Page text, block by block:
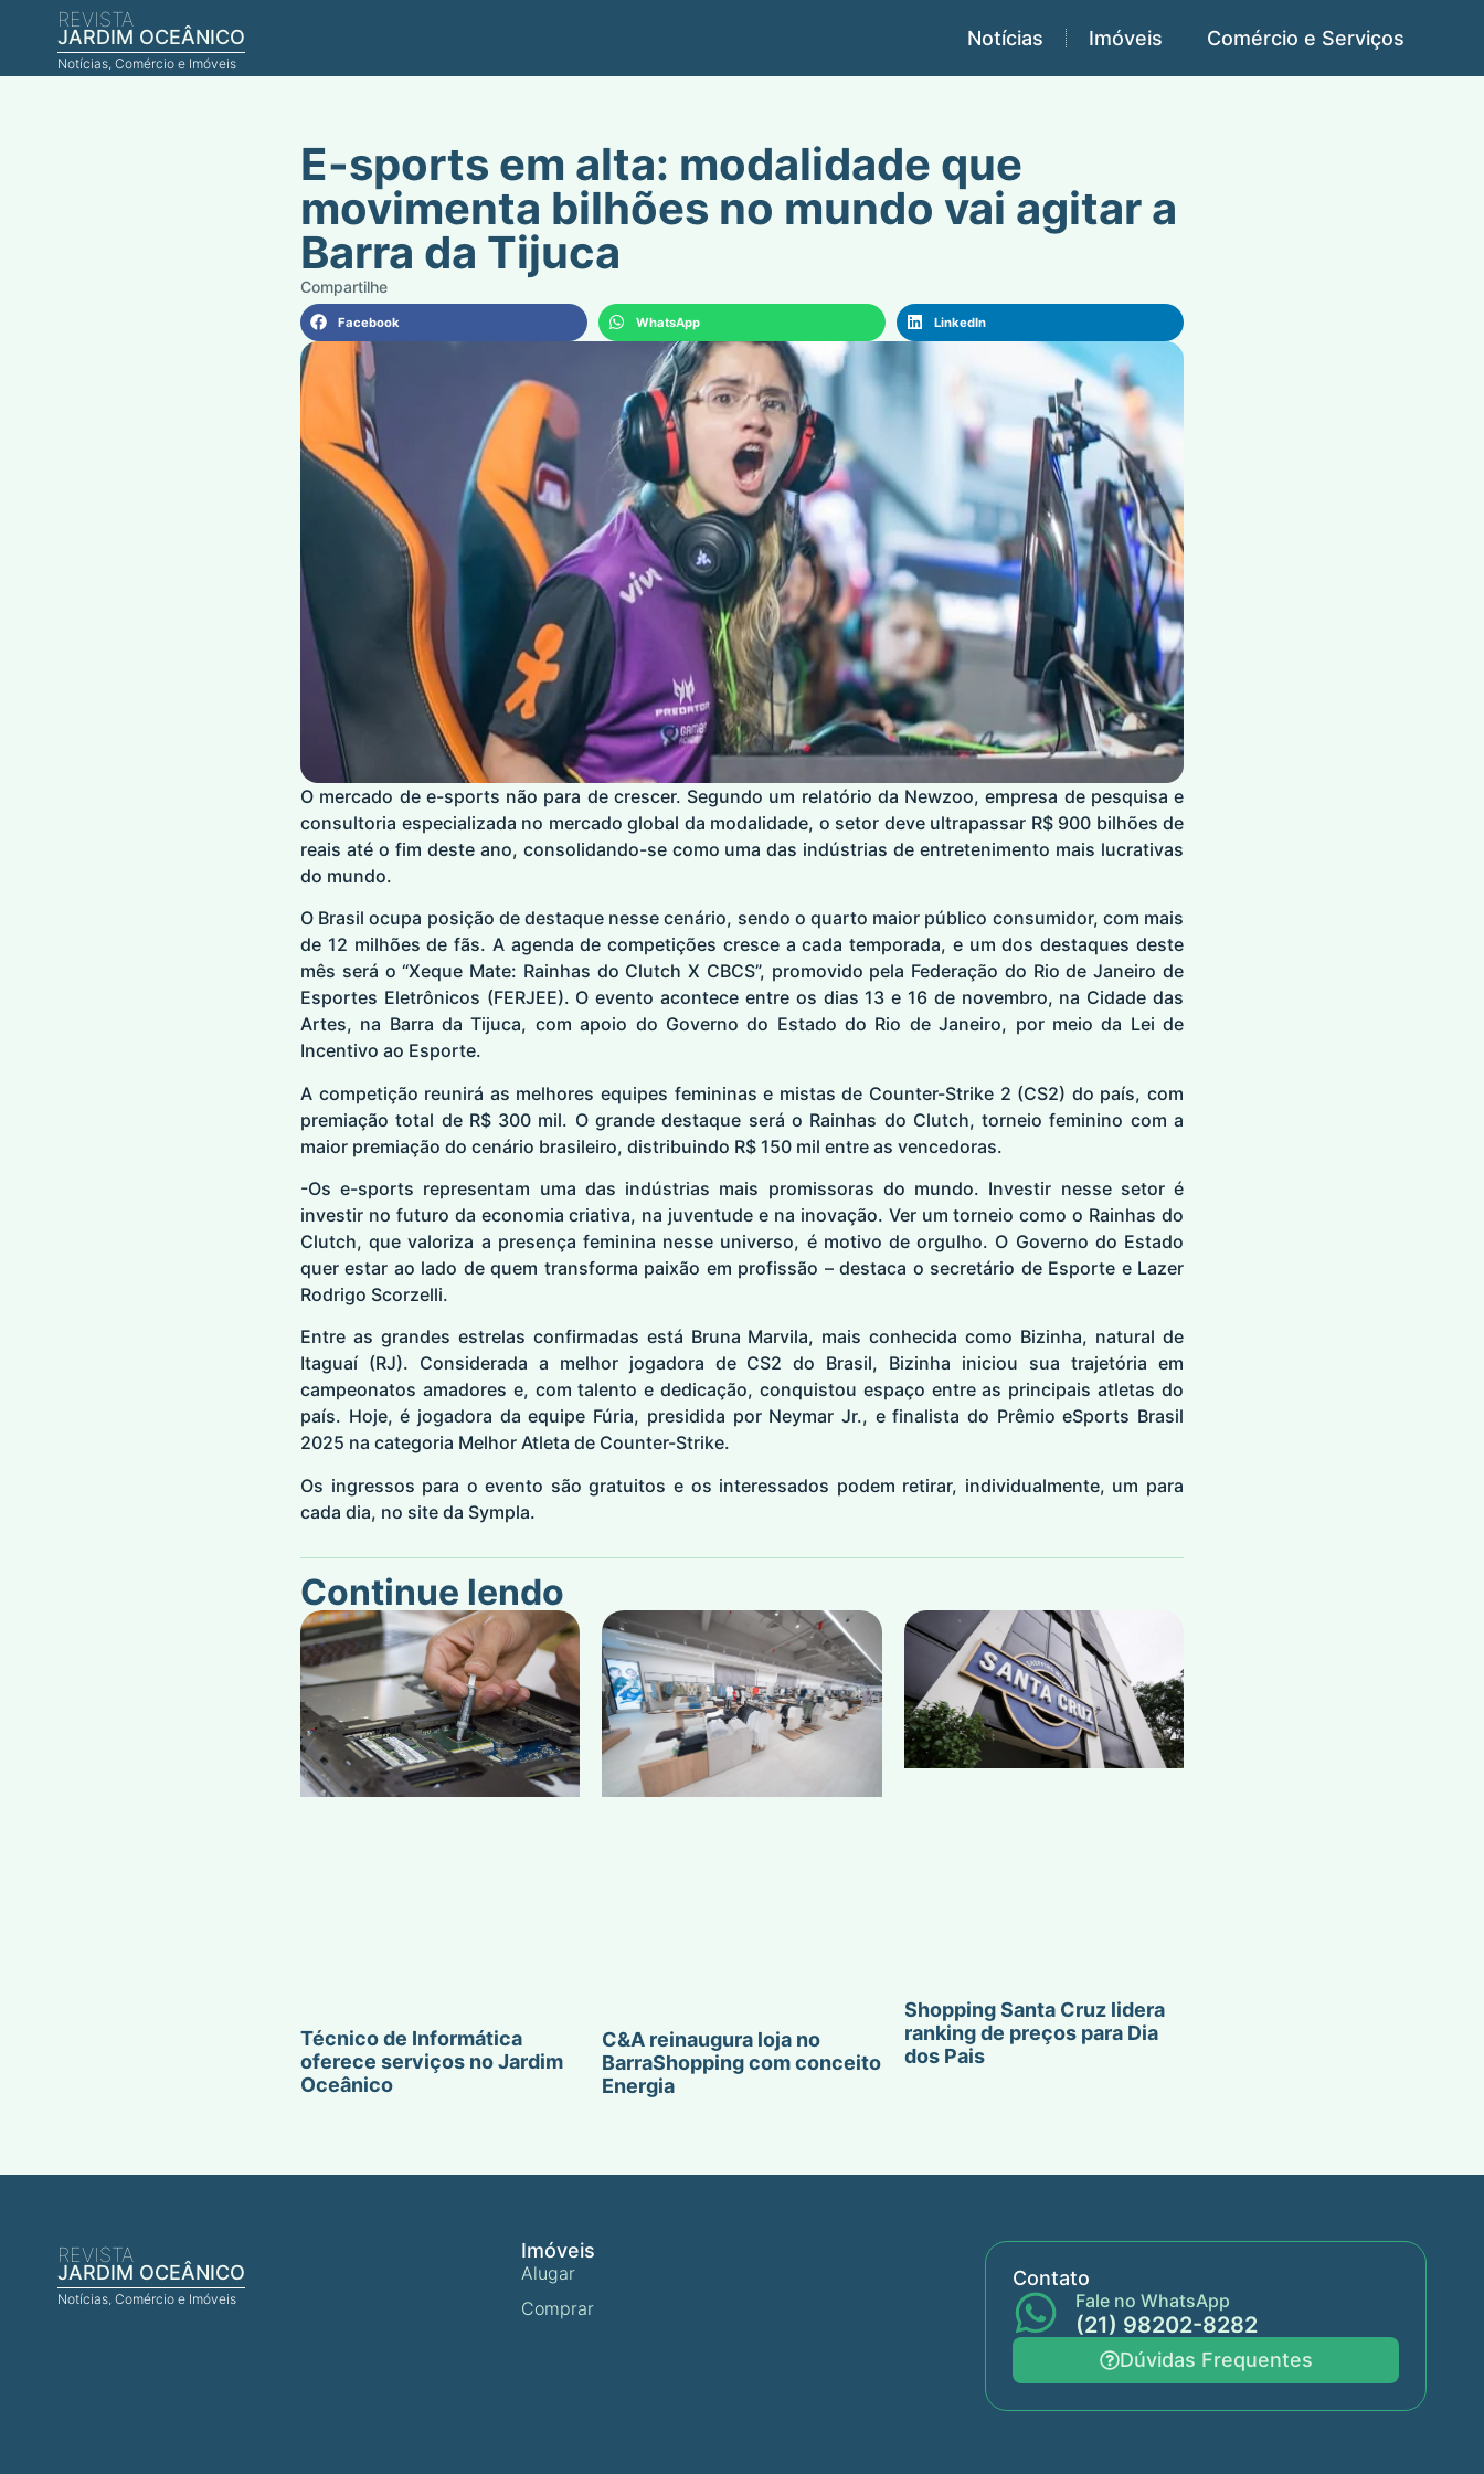
REVISTA
JARDIM OCEÂNICO
Notícias, Comércio e Imóveis
Notícias Imóveis Comércio e Serviços
E-sports em alta: modalidade que
movimenta bilhões no mundo vai agitar a
Barra da Tijuca
Facebook WhatsApp LinkedIn
O mercado de e-sports não para de crescer. Segundo um relatório da Newzoo, empresa de pesquisa e
consultoria especializada no mercado global da modalidade, o setor deve ultrapassar R$ 900 bilhões de
reais até o fim deste ano, consolidando-se como uma das indústrias de entretenimento mais lucrativas
do mundo.
O Brasil ocupa posição de destaque nesse cenário, sendo o quarto maior público consumidor, com mais
de 12 milhões de fãs. A agenda de competições cresce a cada temporada, e um dos destaques deste
mês será o “Xeque Mate: Rainhas do Clutch X CBCS”, promovido pela Federação do Rio de Janeiro de
Esportes Eletrônicos (FERJEE). O evento acontece entre os dias 13 e 16 de novembro, na Cidade das
Artes, na Barra da Tijuca, com apoio do Governo do Estado do Rio de Janeiro, por meio da Lei de
Incentivo ao Esporte.
A competição reunirá as melhores equipes femininas e mistas de Counter-Strike 2 (CS2) do país, com
premiação total de R$ 300 mil. O grande destaque será o Rainhas do Clutch, torneio feminino com a
maior premiação do cenário brasileiro, distribuindo R$ 150 mil entre as vencedoras.
-Os e-sports representam uma das indústrias mais promissoras do mundo. Investir nesse setor é
investir no futuro da economia criativa, na juventude e na inovação. Ver um torneio como o Rainhas do
Clutch, que valoriza a presença feminina nesse universo, é motivo de orgulho. O Governo do Estado
quer estar ao lado de quem transforma paixão em profissão – destaca o secretário de Esporte e Lazer
Rodrigo Scorzelli.
Entre as grandes estrelas confirmadas está Bruna Marvila, mais conhecida como Bizinha, natural de
Itaguaí (RJ). Considerada a melhor jogadora de CS2 do Brasil, Bizinha iniciou sua trajetória em
campeonatos amadores e, com talento e dedicação, conquistou espaço entre as principais atletas do
país. Hoje, é jogadora da equipe Fúria, presidida por Neymar Jr., e finalista do Prêmio eSports Brasil
2025 na categoria Melhor Atleta de Counter-Strike.
Os ingressos para o evento são gratuitos e os interessados podem retirar, individualmente, um para
cada dia, no site da Sympla.
Continue lendo
Técnico de Informática
oferece serviços no Jardim
Oceânico
C&A reinaugura loja no
BarraShopping com conceito
Energia
Shopping Santa Cruz lidera
ranking de preços para Dia
dos Pais
REVISTA
JARDIM OCEÂNICO
Notícias, Comércio e Imóveis
Imóveis
Alugar
Comprar
Contato
Fale no WhatsApp
(21) 98202-8282
Dúvidas Frequentes